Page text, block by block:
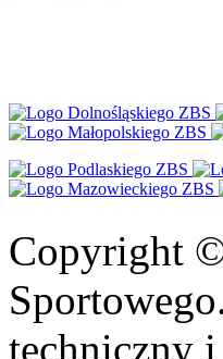
Copyright
techniczny